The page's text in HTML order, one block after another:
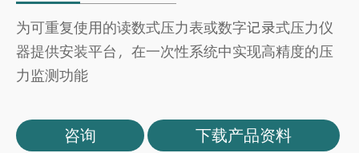
为可重复使用的读数式压力表或数字记录式压力仪
器提供安装平台，在一次性系统中实现高精度的压
力监测功能
咨询 下载产品资料